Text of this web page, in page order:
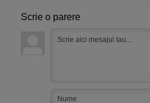
Scrie o parere